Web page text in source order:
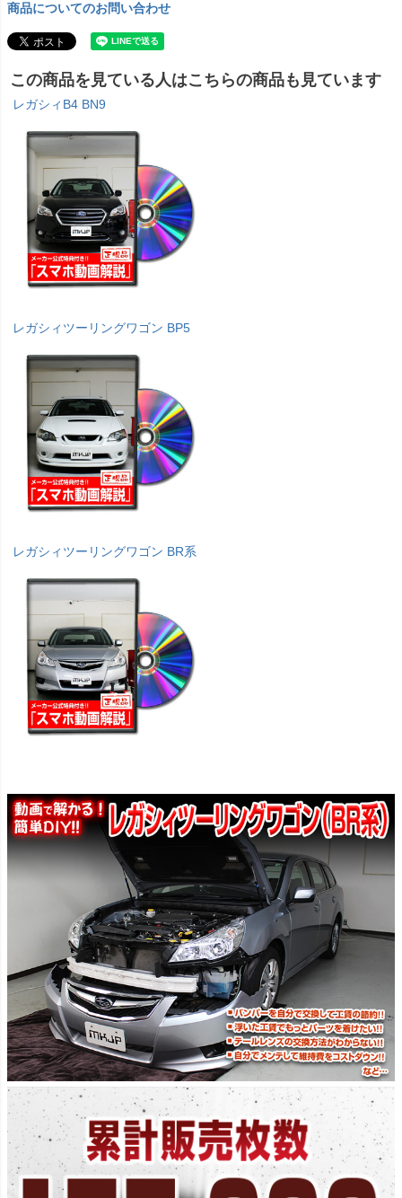
商品についてのお問い合わせ
この商品を見ている人はこちらの商品も見ています
レガシィB4 BN9
レガシィツーリングワゴン BP5
レガシィツーリングワゴン BR系